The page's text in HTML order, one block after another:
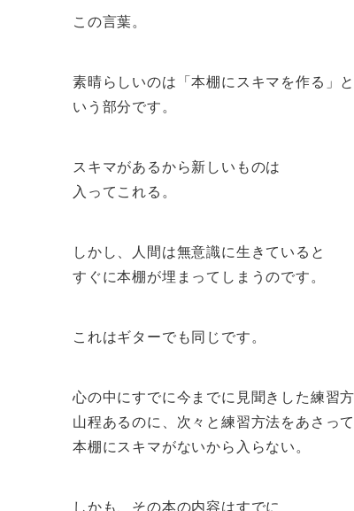
この言葉。
素晴らしいのは「本棚にスキマを作る」と
いう部分です。
スキマがあるから新しいものは
入ってこれる。
しかし、人間は無意識に生きていると
すぐに本棚が埋まってしまうのです。
これはギターでも同じです。
心の中にすでに今までに見聞きした練習
山程あるのに、次々と練習方法をあさっ
本棚にスキマがないから入らない。
しかも、その本の内容はすでに